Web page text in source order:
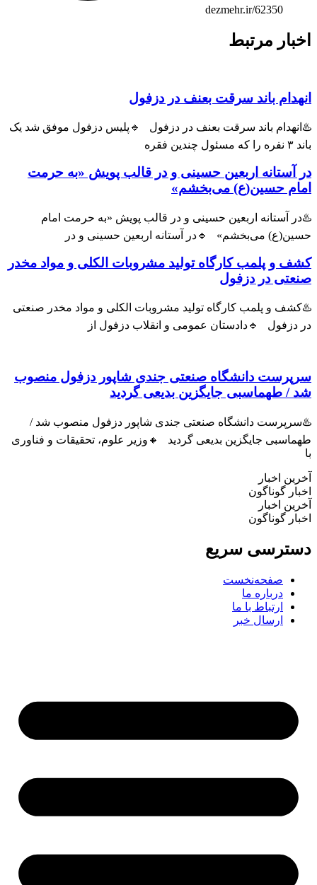
dezmehr.ir/62350
مرتبط
باند سرقت بعنف در دزفول
باند سرقت بعنف در دزفول 🔹پلیس دزفول موفق شد یک
اربعین حسینی و در قالب پویش «به حرمت
حسین(ع) می‌بخشم»
اربعین حسینی و در قالب پویش «به حرمت امام
می‌بخشم» 🔹در آستانه اربعین حسینی و در
و پلمب کارگاه تولید مشروبات الکلی و مواد مخدر
در دزفول
و پلمب کارگاه تولید مشروبات الکلی و مواد مخدر صنعتی
🔹دادستان عمومی و انقلاب دزفول از
دانشگاه صنعتی جندی شاپور دزفول منصوب
طهماسبی جایگزین بدیعی گردید
دانشگاه صنعتی جندی شاپور دزفول منصوب شد /
جایگزین بدیعی گردید 🔸وزیر علوم، تحقیقات و فناوری
اخبار
گوناگون
اخبار
گوناگون
سریع
صفحه‌نخست
درباره ما
ارتباط با ما
ارسال خبر